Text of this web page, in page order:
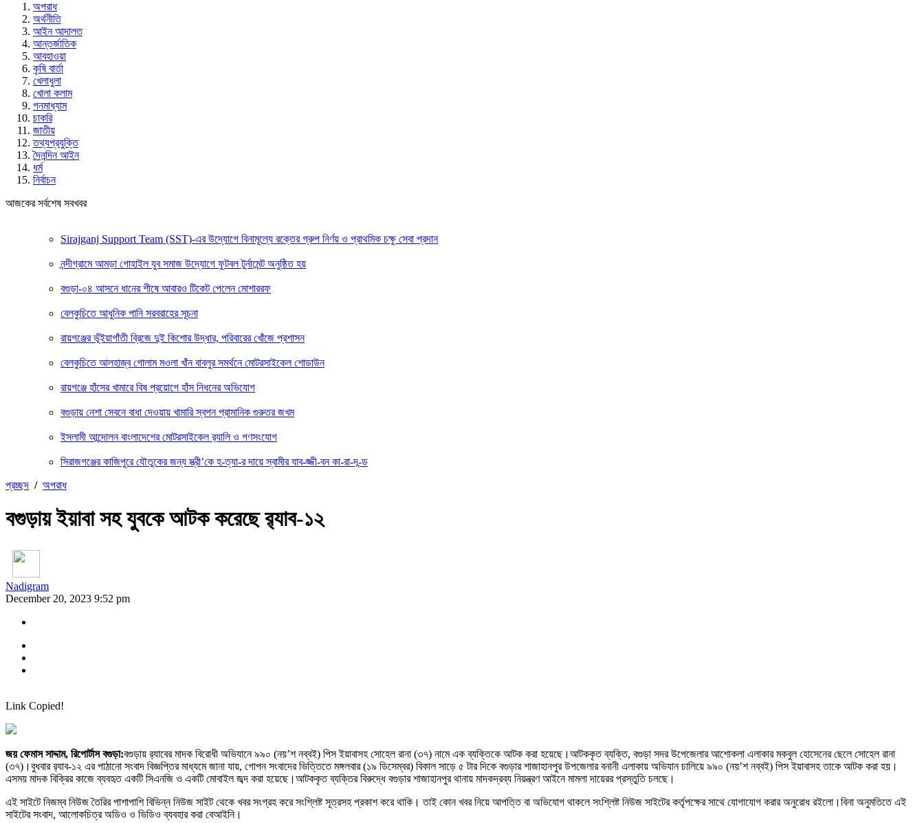
অপরাধ
অর্থনীতি
আইন আদালত
আন্তর্জাতিক
আবহাওয়া
কৃষি বার্তা
খেলাধুলা
খোলা কলাম
গনমাধ্যাম
চাকরি
জাতীয়
তথ্যপ্রযুক্তি
দৈনন্দিন আইন
ধর্ম
নির্বাচন
আজকের সর্বশেষ সবখবর
Sirajganj Support Team (SST)-এর উদ্যোগে বিনামূল্যে রক্তের গ্রুপ নির্ণয় ও প্রাথমিক চক্ষু সেবা প্রদান
নন্দীগ্রামে আমড়া গোহাইল যুব সমাজ উদ্যোগে ফুটবল টুর্নামেন্ট অনুষ্ঠিত হয়
বগুড়া-০৪ আসনে ধানের শীষে আবারও টিকেট পেলেন মোশাররফ
বেলকুচিতে আধুনিক পানি সরবরাহের সূচনা
রায়গঞ্জের ভূঁইয়াগাঁতী ব্রিজে দুই কিশোর উদ্ধার, পরিবারের খোঁজে প্রশাসন
বেলকুচিতে আলহাজ্ব গোলাম মওলা খাঁন বাবলুর সমর্থনে মোটরসাইকেল শোডাউন
রায়গঞ্জে হাঁসের খামারে বিষ প্রয়োগে হাঁস নিধনের অভিযোগ
বগুড়ায় নেশা সেবনে বাধা দেওয়ায় খামারি স্বপন প্রামানিক গুরুতর জখম
ইসলামী আন্দোলন বাংলাদেশের মোটরসাইকেল র‍্যালি ও গণসংযোগ
সিরাজগঞ্জের কাজিপুরে যৌতুকের জন্য স্ত্রী’কে হ-ত্যা-র দায়ে স্বামীর যাব-জ্জী-বন কা-রা-দ-ন্ড
প্রচ্ছদ / অপরাধ
বগুড়ায় ইয়াবা সহ যুবকে আটক করেছে র‍্যাব-১২
Nadigram
December 20, 2023 9:52 pm
Link Copied!
জয় ফেমাস সাদ্দাম, রিপোর্টাস বগুড়া:বগুড়ায় র‍্যাবের মাদক বিরোধী অভিযানে ৯৯০ (নয়’শ নব্বই) পিস ইয়াবাসহ সোহেল রানা (৩৭) নামে এক ব্যক্তিকে আটক করা হয়েছে।আটককৃত ব্যক্তি, বগুড়া সদর উপেজেলার আশোকলা এলাকার মকবুল হোসেনের ছেলে সোহেল রানা
(৩৭)।বুধবার র‌্যাব-১২ এর পাঠানো সংবাদ বিজ্ঞপ্তির মাধ্যমে জানা যায়, গোপন সংবাদের ভিত্তিতে মঙ্গলবার (১৯ ডিসেম্বর) বিকাল সাড়ে ৫ টার দিকে বগুড়ার শাজাহানপুর উপজেলার বনানী এলাকায় অভিযান চালিয়ে ৯৯০ (নয়’শ নব্বই) পিস ইয়াবাসহ তাকে আটক করা হয়।
এসময় মাদক বিক্রির কাজে ব্যবহৃত একটি সিএনজি ও একটি মোবাইল জব্দ করা হয়েছে।আটককৃত ব্যক্তির বিরুদ্ধে বগুড়ার শাজাহানপুর থানায় মাদকদ্রব্য নিয়ন্ত্রণ আইনে মামলা দায়েরর প্রস্তুতি চলছে।
এই সাইটে নিজম্ব নিউজ তৈরির পাশাপাশি বিভিন্ন নিউজ সাইট থেকে খবর সংগ্রহ করে সংশ্লিষ্ট সূত্রসহ প্রকাশ করে থাকি। তাই কোন খবর নিয়ে আপত্তি বা অভিযোগ থাকলে সংশ্লিষ্ট নিউজ সাইটের কর্তৃপক্ষের সাথে যোগাযোগ করার অনুরোধ রইলো।বিনা অনুমতিতে এই
সাইটের সংবাদ, আলোকচিত্র অডিও ও ভিডিও ব্যবহার করা বেআইনি।